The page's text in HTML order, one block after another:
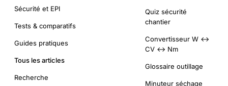
Sécurité et EPI
Tests & comparatifs
Guides pratiques
Tous les articles
Recherche
Quiz sécurité
chantier
Convertisseur W ↔
CV ↔ Nm
Glossaire outillage
Minuteur séchage